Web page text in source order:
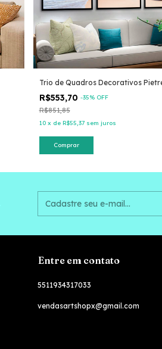
Trio de Quadros Decorativos
R$553,70 -35% OFF
R$851,85
10 x de R$55,37 sem juros
Comprar
Entre em contato
5511934317033
vendasartshopx@gmail.com